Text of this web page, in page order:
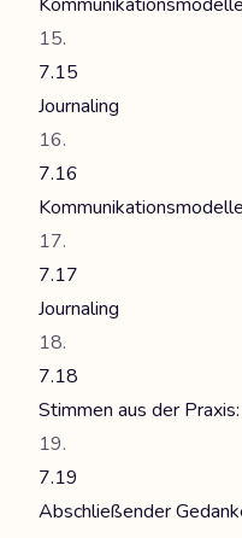
7.15
Journaling
7.16
7.17
Journaling
7.18
Stimmen aus der
7.19
Abschließender